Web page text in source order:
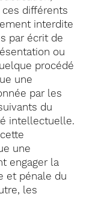
différents
interdite
par écrit de
ou
procédé
une
par les
du
intellectuelle.
une
engager la
et pénale du
les